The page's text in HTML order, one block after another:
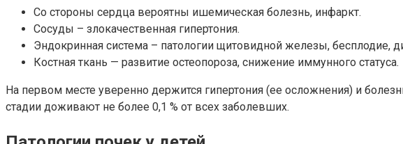
Со стороны сердца вероятны ишемическая болезнь, инфаркт.
Сосуды – злокачественная гипертония.
Эндокринная система – патологии щитовидной железы, бесплодие,
Костная ткань — развитие остеопороза, снижение иммунного статуса.
На первом месте уверенно держится гипертония (ее осложнения) и
стадии доживают не более 0,1 % от всех заболевших.